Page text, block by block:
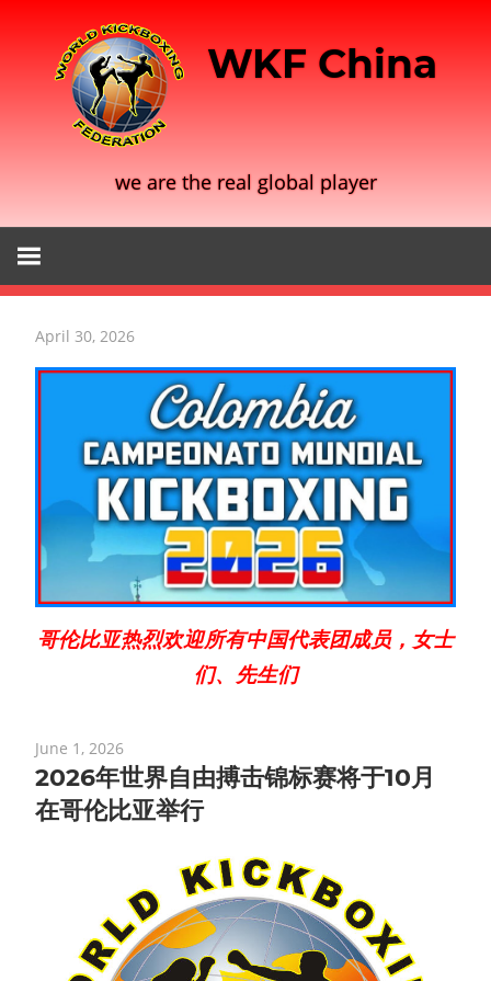
content
WKF China
we are the real global player
April 30, 2026
哥伦比亚热烈欢迎所有中国代表团成员，女士
们、先生们
June 1, 2026
2026年世界自由搏击锦标赛将于10月
在哥伦比亚举行